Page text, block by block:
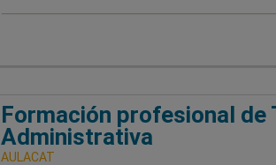
Formación profesional de
Administrativa
AULACAT